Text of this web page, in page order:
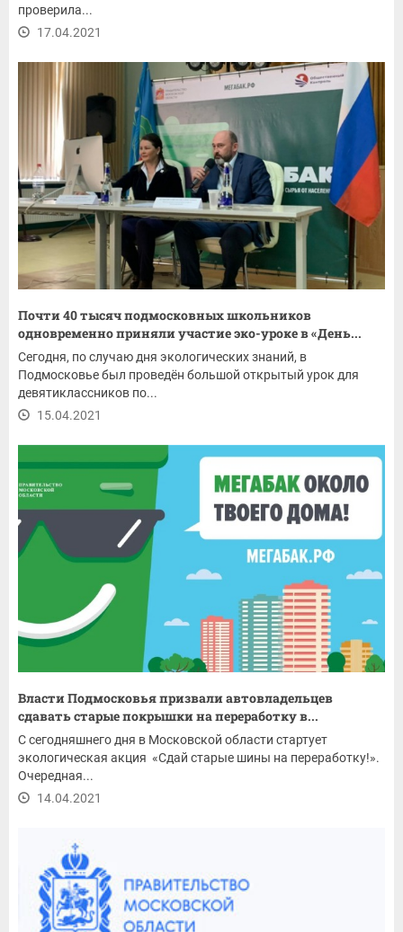
проверила...
17.04.2021
Почти 40 тысяч подмосковных школьников
одновременно приняли участие эко-уроке в «День...
Сегодня, по случаю дня экологических знаний, в
Подмосковье был проведён большой открытый урок для
девятиклассников по...
15.04.2021
Власти Подмосковья призвали автовладельцев
сдавать старые покрышки на переработку в...
С сегодняшнего дня в Московской области стартует
экологическая акция «Сдай старые шины на переработку!».
Очередная...
14.04.2021